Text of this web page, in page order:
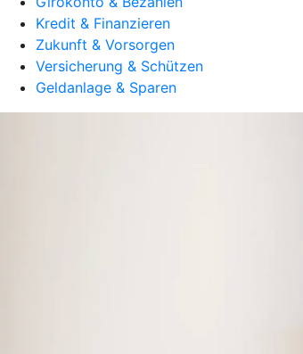
Kredit & Finanzieren
Zukunft & Vorsorgen
Versicherung & Schützen
Geldanlage & Sparen